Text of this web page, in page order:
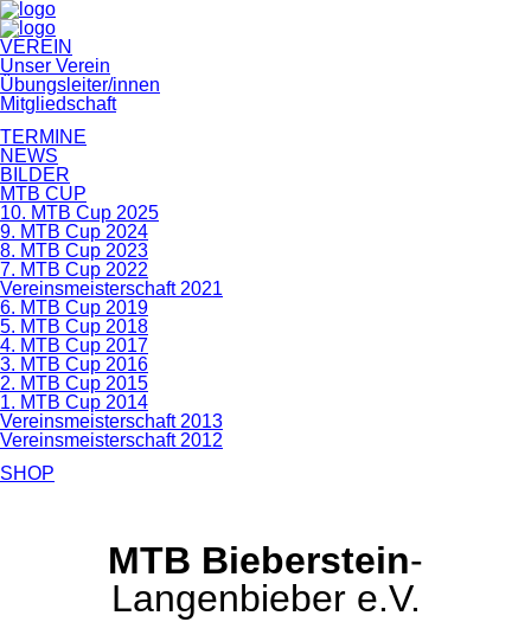
Navigation
überspringen
VEREIN
Unser Verein
Übungsleiter/innen
Mitgliedschaft
TERMINE
NEWS
BILDER
MTB CUP
10. MTB Cup 2025
9. MTB Cup 2024
8. MTB Cup 2023
7. MTB Cup 2022
Vereinsmeisterschaft 2021
6. MTB Cup 2019
5. MTB Cup 2018
4. MTB Cup 2017
3. MTB Cup 2016
2. MTB Cup 2015
1. MTB Cup 2014
Vereinsmeisterschaft 2013
Vereinsmeisterschaft 2012
SHOP
MTB Bieberstein-
Langenbieber e.V.